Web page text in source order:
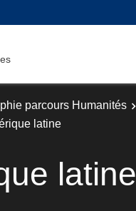
parcours Humanités
latine
latine